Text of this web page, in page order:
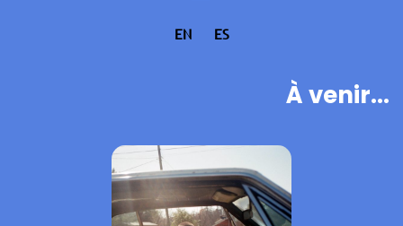
EN ES
À venir...